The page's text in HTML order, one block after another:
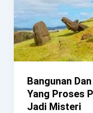
Bangunan
Yang Proses
Jadi Misteri